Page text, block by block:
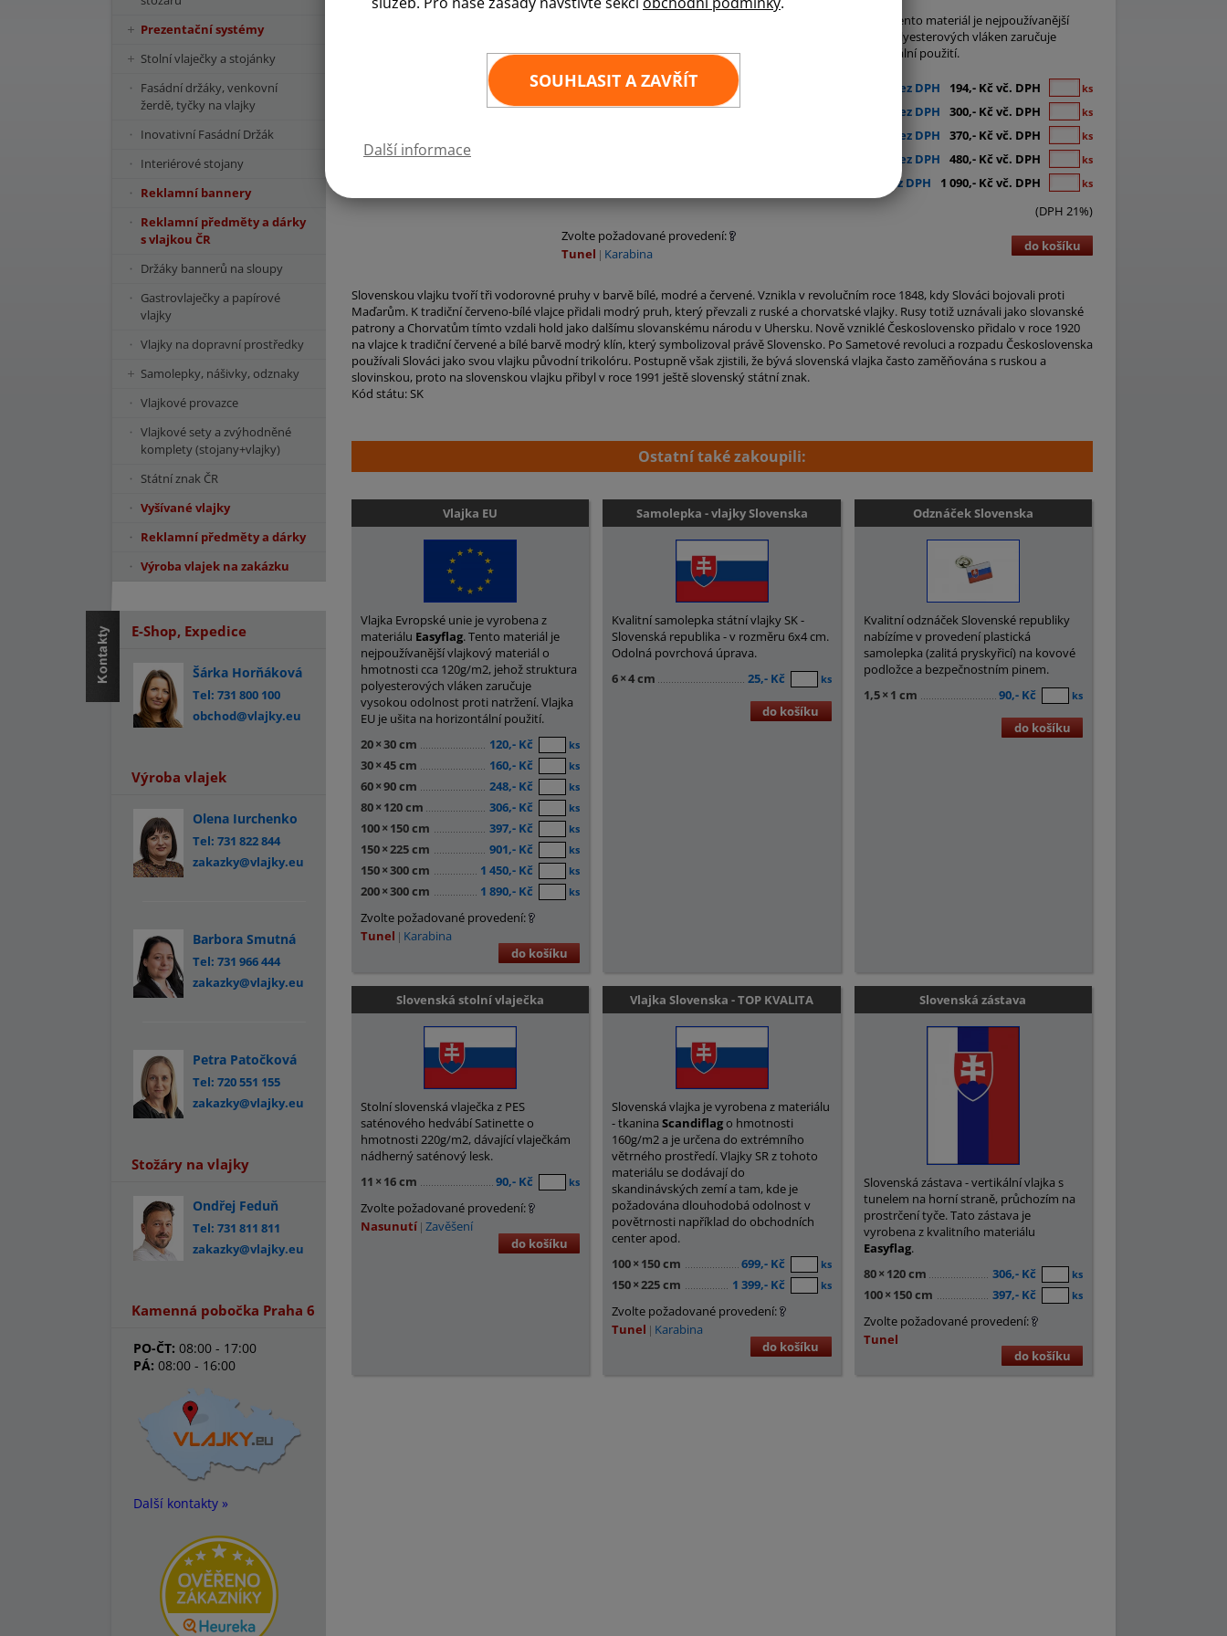
SOUHLASIT A ZAVŘÍT
Další informace
. Tento materiál je nejpoužívanější
vlajkový materiál o hmotnosti cca 120g/m2, jehož struktura polyesterových vláken zaručuje
vysokou odolnost proti natržení. Vlajka SR je ušita na horizontální použití.
30 ×45 cm 160,- Kč bez DPH 194,- Kč vč. DPH ks
248,- Kč bez DPH 300,- Kč vč. DPH ks
306,- Kč bez DPH 370,- Kč vč. DPH ks
397,- Kč bez DPH 480,- Kč vč. DPH ks
901,- Kč bez DPH 1 090,- Kč vč. DPH ks
(DPH 21%)
Zvolte požadované provedení:
Tunel
Karabina do košíku
Slovenskou vlajku tvoří tři vodorovné pruhy v barvě bílé, modré a červené. Vznikla v revolučním roce 1848, kdy Slováci bojovali proti
Maďarům. K tradiční červeno-bílé vlajce přidali modrý pruh, který převzali z ruské a chorvatské vlajky. Rusy totiž uznávali jako slovanské
patrony a Chorvatům tímto vzdali hold jako dalšímu slovanskému národu v Uhersku. Nově vzniklé Československo přidalo v roce 1920
na vlajce k tradiční červené a bílé barvě modrý klín, který symbolizoval právě Slovensko. Po Sametové revoluci a rozpadu Československa
používali Slováci jako svou vlajku původní trikolóru. Postupně však zjistili, že bývá slovenská vlajka často zaměňována s ruskou a
slovinskou, proto na slovenskou vlajku přibyl v roce 1991 ještě slovenský státní znak.
Kód státu: SK
Ostatní také zakoupili:
Vlajka EU
Vlajka Evropské unie je vyrobena z
materiálu Easyflag. Tento materiál je
nejpoužívanější vlajkový materiál o
hmotnosti cca 120g/m2, jehož struktura
polyesterových vláken zaručuje
vysokou odolnost proti natržení. Vlajka
EU je ušita na horizontální použití.
20×30 cm 120,- Kč ks
30×45 cm 160,- Kč ks
60×90 cm 248,- Kč ks
80× 120 cm 306,- Kč ks
100× 150 cm 397,- Kč ks
150×225 cm 901,- Kč ks
150×300 cm 1 450,- Kč ks
200×300 cm 1 890,- Kč ks
Zvolte požadované provedení:
Tunel
Karabina
do košíku
Samolepka - vlajky Slovenska
Kvalitní samolepka státní vlajky SK -
Slovenská republika - v rozměru 6x4 cm.
Odolná povrchová úprava.
6×4 cm 25,- Kč ks
do košíku
Odznáček Slovenska
Kvalitní odznáček Slovenské republiky
nabízíme v provedení plastická
samolepka (zalitá pryskyřicí) na kovové
podložce a bezpečnostním pinem.
1,5× 1 cm 90,- Kč ks
do košíku
Slovenská stolní vlaječka
Stolní slovenská vlaječka z PES
saténového hedvábí Satinette o
hmotnosti 220g/m2, dávající vlaječkám
nádherný saténový lesk.
11 × 16 cm 90,- Kč ks
Zvolte požadované provedení:
Nasunutí Zavěšení
do košíku
Vlajka Slovenska - TOP KVALITA
Slovenská vlajka je vyrobena z materiálu
- tkaninaScandiflago hmotnosti
160g/m2 a je určena do extrémního
větrného prostředí. Vlajky SR z tohoto
materiálu se dodávají do
skandinávských zemí a tam, kde je
požadována dlouhodobá odolnost v
povětrnosti například do obchodních
center apod.
100× 150 cm 699,- Kč ks
150×225 cm 1 399,- Kč ks
Zvolte požadované provedení:
Tunel
Karabina
do košíku
Slovenská zástava
Slovenská zástava - vertikální vlajka s
tunelem na horní straně, průchozím na
prostrčení tyče. Tato zástava je
vyrobena z kvalitního materiálu
Easyflag.
80× 120 cm 306,- Kč ks
100× 150 cm 397,- Kč ks
Zvolte požadované provedení:
Tunel
do košíku
Prezentační systémy
Stolní vlaječky a stojánky
Fasádní držáky, venkovní
žerdě, tyčky na vlajky
Inovativní Fasádní Držák
Interiérové stojany
Reklamní bannery
Reklamní předměty a dárky
s vlajkou ČR
Držáky bannerů na sloupy
Gastrovlaječky a papírové
vlajky
Vlajky na dopravní prostředky
Samolepky, nášivky, odznaky
Vlajkové provazce
Vlajkové sety a zvýhodněné
komplety (stojany+vlajky)
Státní znak ČR
Vyšívané vlajky
Reklamní předměty a dárky
Výroba vlajek na zakázku
E-Shop, Expedice
Šárka Horňáková
Tel: 731 800 100
obchod@vlajky.eu
Výroba vlajek
Olena Iurchenko
Tel: 731 822 844
zakazky@vlajky.eu
Barbora Smutná
Tel: 731 966 444
zakazky@vlajky.eu
Petra Patočková
Tel: 720 551 155
zakazky@vlajky.eu
Stožáry na vlajky
Ondřej Feduň
Tel: 731 811 811
zakazky@vlajky.eu
Kamenná pobočka Praha 6
PO-ČT: 08:00 - 17:00
PÁ: 08:00 - 16:00
Další kontakty »